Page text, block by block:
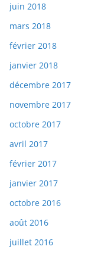
juin 2018
mars 2018
février 2018
janvier 2018
décembre 2017
novembre 2017
octobre 2017
avril 2017
février 2017
janvier 2017
octobre 2016
août 2016
juillet 2016